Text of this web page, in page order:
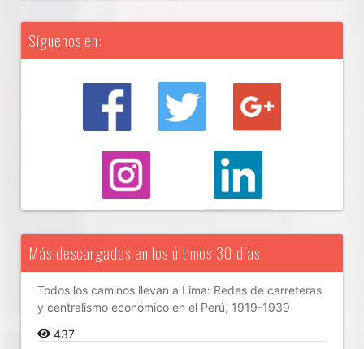
Síguenos en:
Más descargados en los últimos 30 días
Todos los caminos llevan a Lima: Redes de carreteras
y centralismo económico en el Perú, 1919-1939
437